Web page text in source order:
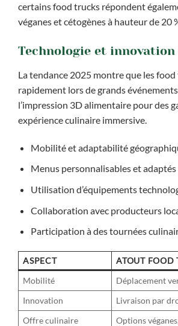
certains food trucks répondent
véganes et cétogènes à hauteur de 20
Technologie et
La tendance 2025 montre que les
rapidement lors de grands
l’impression 3D alimentaire pour des
expérience culinaire immersive.
Mobilité et adaptabilité
Menus personnalisables et
Utilisation d’équipements
Collaboration avec producteurs
Participation à des tournées
ASPECT ATOUT FOOD
Mobilité
Déplacement
Innovation
Livraison par
Offre culinaire
Options